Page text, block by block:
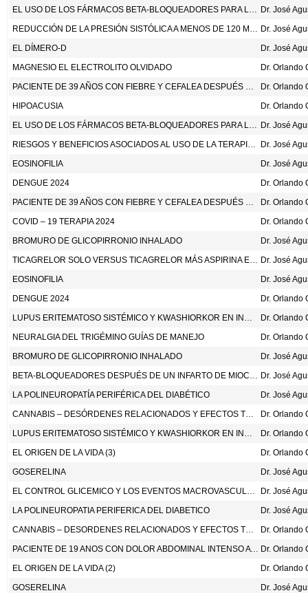
EL USO DE LOS FÁRMACOS BETA-BLOQUEADORES PARA LA PREVENCIÓN DE LA MIGRAÑA Dr. José
REDUCCIÓN DE LA PRESIÓN SISTÓLICA A MENOS DE 120 MM HG VERSUS MENOS DE 140 MM HG EN LOS PACIENTES CON ALTO RIESGO CARDIOVASCULAR, CON Y SIN DIABETES O ICTUS PREVIO. LANCET 2024;404:245-55. Dr. José
EL DÍMERO-D
Dr. José
MAGNESIO EL ELECTROLITO OLVIDADO
PACIENTE DE 39 AÑOS CON FIEBRE Y CEFALEA DESPUÉS DE VIAJAR A TANZANIA
HIPOACUSIA
EL USO DE LOS FÁRMACOS BETA-BLOQUEADORES PARA LA PREVENCIÓN DE LA MIGRAÑA Dr. José
RIESGOS Y BENEFICIOS ASOCIADOS AL USO DE LA TERAPIA CON ESTATINAS EN LA PREVENCIÓN PRIMARIA EN LOS ADULTOS MAYORES Y MUY MAYORES. ANN INTERN MED 2024;177:701-10.
Dr. José
EOSINOFILIA
Dr. José
DENGUE 2024
PACIENTE DE 39 AÑOS CON FIEBRE Y CEFALEA DESPUÉS DE VIAJAR A TANZANIA
COVID – 19 TERAPIA 2024
BROMURO DE GLICOPIRRONIO INHALADO
Dr. José
TICAGRELOR SOLO VERSUS TICAGRELOR MÁS ASPIRINA ENTRE LOS MESES 1 Y 12 DESPUÉS DE UNA INTERVENCIÓN CORONARIA PERCUTÁNEA EN LOS PACIENTES CON SÍNDROME CORONARIO AGUDO (ULTIMATE-DAPT): UN ENSAYO CLÍNICO ALEATORIZADO, CONTROLADO CON PLACEBO, A DOBLE CIEGO. LANCET 2024;403:1866-78. Dr. José
EOSINOFILIA
Dr. José
DENGUE 2024
LUPUS ERITEMATOSO SISTÉMICO Y KWASHIORKOR EN INMIGRANTE GUATEMALTECA
NEURALGIA DEL TRIGÉMINO GUÍAS DE MANEJO
BROMURO DE GLICOPIRRONIO INHALADO
Dr. José
BETA-BLOQUEADORES DESPUÉS DE UN INFARTO DE MIOCARDIO CON FRACCIÓN DE EYECCIÓN PRESERVADA. N ENG J MED 2024;390:1372-81. Dr. José
LA POLINEUROPATÍA PERIFÉRICA DEL DIABÉTICO
Dr. José
CANNABIS – DESÓRDENES RELACIONADOS Y EFECTOS TÓXICOS
LUPUS ERITEMATOSO SISTÉMICO Y KWASHIORKOR EN INMIGRANTE GUATEMALTECA
EL ORIGEN DE LA VIDA (3)
GOSERELINA
Dr. José
EL CONTROL GLICEMICO Y LOS EVENTOS MACROVASCULARES Y MICROVASCULARES: UNA REVISION SISTEMATICA Y META-ANALISIS DE ESTUDIOS CLINICOS INVESTIGANDO LAS ESTRATEGIAS DE REDUCCION INTENSIVA DE LA GLUCOSA EN LAS PERSONAS CON DIABETES TIPO 2. DIAB OBES METAB 2024;2024;1-13. DOI: 10.1111/DOM.15511.
Dr. José
LA POLINEUROPATIA PERIFERICA DEL DIABETICO
Dr. José
CANNABIS – DESORDENES RELACIONADOS Y EFECTOS TOXICOS
PACIENTE DE 19 ANOS CON DOLOR ABDOMINAL INTENSO A REPETICION
EL ORIGEN DE LA VIDA (2)
GOSERELINA
Dr. José